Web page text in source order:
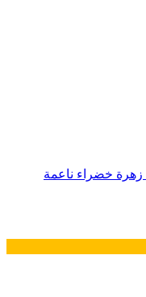
زهرة خضراء ناعمة